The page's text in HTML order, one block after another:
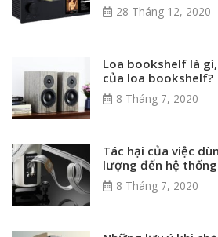
28 Tháng 12, 2020
Loa bookshelf là
của loa bookshelf?
8 Tháng 7, 2020
Tác hại của việc
lượng đến hệ
8 Tháng 7, 2020